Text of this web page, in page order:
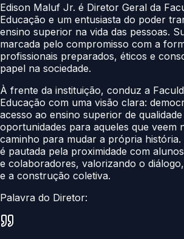
Edison Maluf Jr. é Diretor Geral da
Educação e um entusiasta do poder
ensino superior na vida das pessoas.
marcada pelo compromisso com a
profissionais preparados, éticos e
papel na sociedade.
À frente da instituição, conduz a
Educação com uma visão clara:
acesso ao ensino superior de
oportunidades para aqueles que veem
caminho para mudar a própria história.
é pautada pela proximidade com
e colaboradores, valorizando o
e a construção coletiva.
Palavra do Diretor: